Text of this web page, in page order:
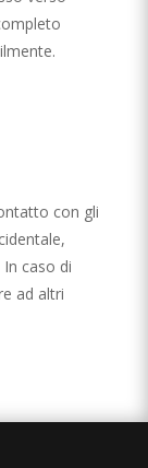
con gli
caso di
ad altri